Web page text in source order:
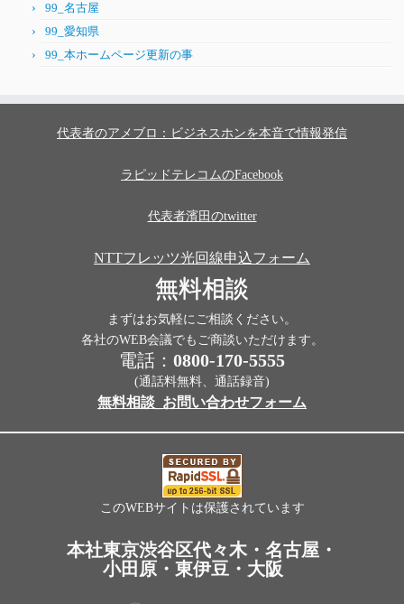
99_名古屋
99_愛知県
99_本ホームページ更新の事
代表者のアメブロ：ビジネスホンを本音で情報発信
ラピッドテレコムのFacebook
代表者濱田のtwitter
NTTフレッツ光回線申込フォーム
無料相談
まずはお気軽にご相談ください。
各社のWEB会議でもご商談いただけます。
電話： 0800-170-5555
(通話料無料、通話録音)
無料相談_お問い合わせフォーム
このWEBサイトは保護されています
本社東京渋谷区代々木・名古屋・
小田原・東伊豆・大阪